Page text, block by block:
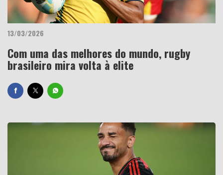
13/03/2026
Com uma das melhores do mundo, rugby
brasileiro mira volta à elite